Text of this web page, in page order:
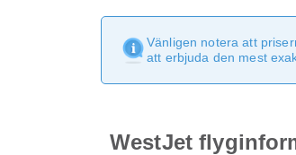
Vänligen notera att
att erbjuda den mest
WestJet